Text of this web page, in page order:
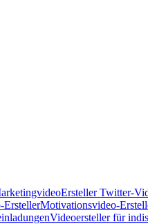
Ersteller Twitter-
ErstellerMotivationsvideo-
Videoersteller für